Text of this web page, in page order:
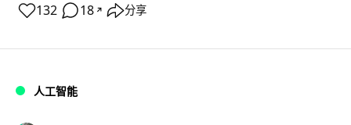
132 18 ↗ 分享
人工智能